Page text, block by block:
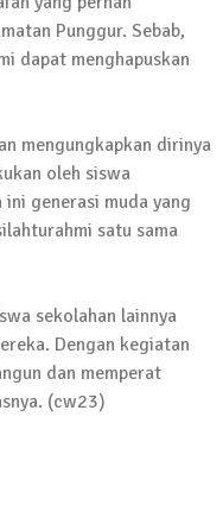
Dana
Cabup-
Mampu
PDI P
Punggur. Sebab,
dapat menghapuskan
mengungkapkan dirinya
oleh siswa
generasi muda yang
satu sama
sekolahan lainnya
Dengan kegiatan
dan memperat
(cw23)